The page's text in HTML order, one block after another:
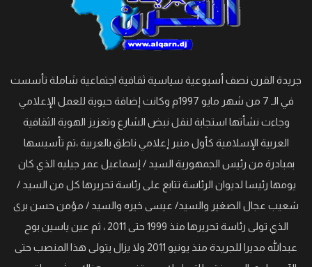
جريدة القرن نصف أسبوعية سياسية ثقافية اجتماعية شاملة تأسست
في الـ 7 من شهر مايو 1997م وكانت إضافة حيوية للعمل الإعلامي
وجاءت نشأتها استجابة لنقل نبض الشارع وتعزيز الهوية الثقافية
العربية الإسلامية كأول منبر إعلامي ناطق بالعربية ،تم تأسيسها
بمبادرة من رئيس الجمهورية السيد / إسماعيل عمر جيليه الذي كان
يومها رئيسا لديوان الرئاسة تتابع على رئاسة تحريرها كل من السيد /
شعيب عجال الصغير والسيد/ عيسى خيره والسيد / مؤمن حسن برى
الذي تولى رئاسة تحريرها منذ 1999 حتى 2011 ، ثم عين ياسين بوح
عبدالله مديرا للجريدة منذ يونيو 2011 ولا يزال يتولى هذا المنصب حتى